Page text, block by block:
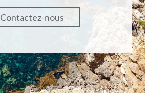
Contactez-nous